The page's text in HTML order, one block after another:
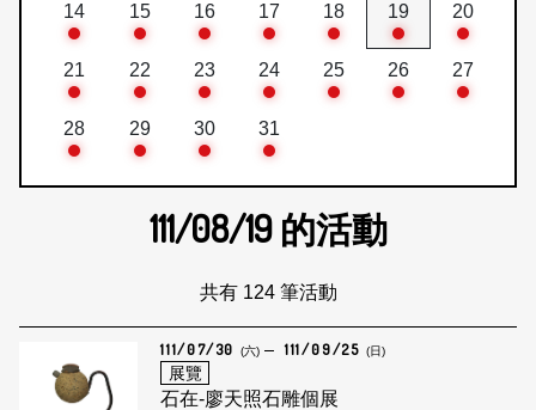
14 15 16 17 18 19 20
21 22 23 24 25 26 27
28 29 30 31
111/08/19 的活動
共有 124 筆活動
111/07/30 (六) 111/09/25 (日)
展覽
石在-廖天照石雕個展